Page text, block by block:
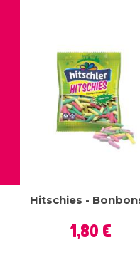
Hitschies -
Prix
1,80 €